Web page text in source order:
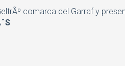
comarca del Garraf y